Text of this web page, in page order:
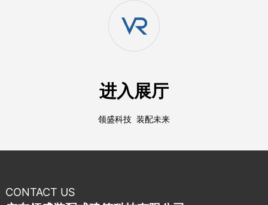
进入展厅
领盛科技 装配未来
CONTACT US